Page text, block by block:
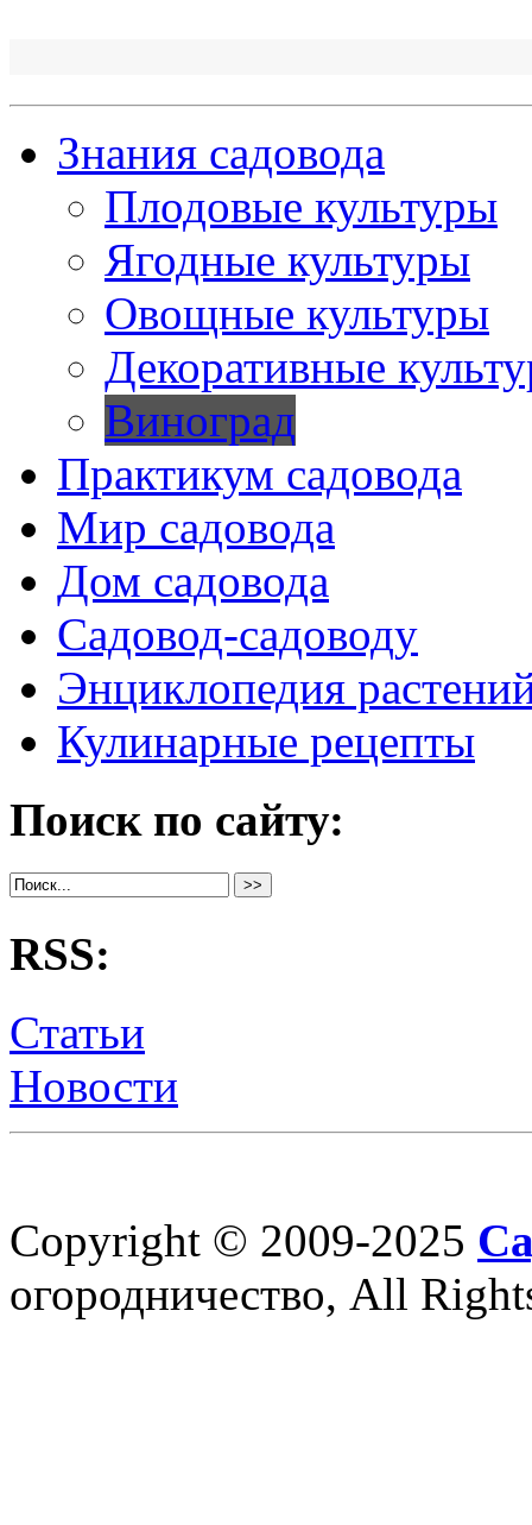
Знания садовода
Плодовые культуры
Ягодные культуры
Овощные культуры
Декоративные
Виноград
Практикум садовода
Мир садовода
Дом садовода
Садовод-садоводу
Энциклопедия
Кулинарные рецепты
Поиск по сайту:
RSS:
Статьи
Новости
Copyright © 2009-2025
огородничество, All